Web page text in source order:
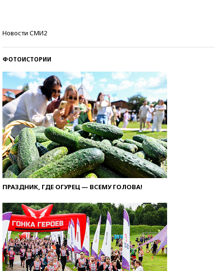
Новости СМИ2
ФОТОИСТОРИИ
ПРАЗДНИК, ГДЕ ОГУРЕЦ — ВСЕМУ ГОЛОВА!